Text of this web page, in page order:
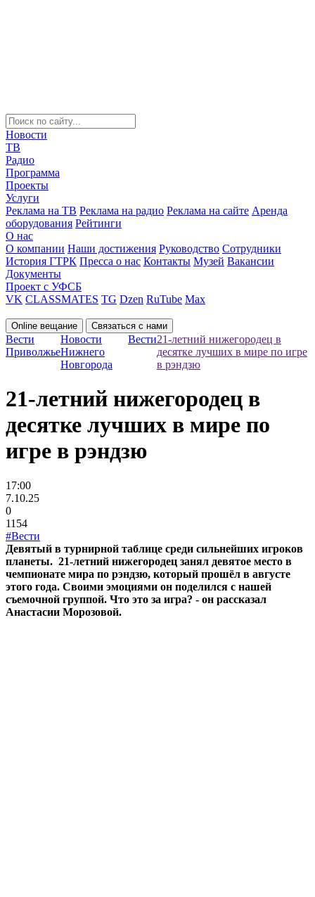
Новости
ТВ
Радио
Программа
Проекты
Услуги
Реклама на ТВ Реклама на радио Реклама на сайте Аренда
оборудования Рейтинги
О нас
О компании Наши достижения Руководство Сотрудники
История ГТРК Пресса о нас Контакты Музей Вакансии
Документы
Проект с УФСБ
VK CLASSMATES TG Dzen RuTube Max
Online вещание Связаться с нами
Вести
Приволжье
Новости
Нижнего
Новгорода
Вести21-летний нижегородец в
десятке лучших в мире по игре
в рэндзю
21-летний нижегородец в
десятке лучших в мире по
игре в рэндзю
17:00
7.10.25
0
1154
#Вести
Девятый в турнирной таблице среди сильнейших игроков
планеты. 21-летний нижегородец занял девятое место в
чемпионате мира по рэндзю, который прошёл в августе
этого года. Своими эмоциями он поделился с нашей
съемочной группой. Что это за игра? - он рассказал
Анастасии Морозовой.